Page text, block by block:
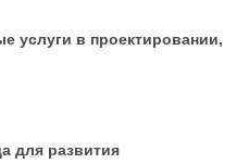
услуги в проектировании,
для развития